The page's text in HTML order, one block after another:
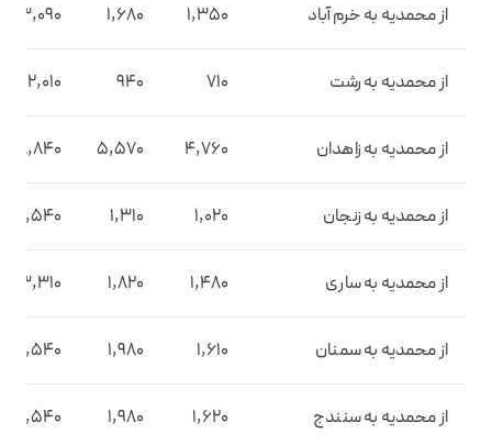
از محمدیه به خرم آباد 1,350
1,680
3,090
از محمدیه به رشت 710
940
2,010
از محمدیه به زاهدان 4,760
5,570
8,840
از محمدیه به زنجان 1,020
1,310
2,540
از محمدیه به ساری 1,480
1,820
3,310
از محمدیه به سمنان 1,610
1,980
3,540
از محمدیه به سنندج 1,620
1,980
3,540